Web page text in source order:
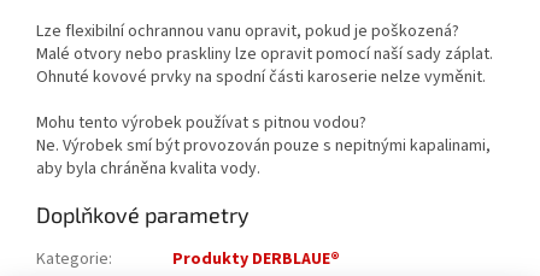
Lze flexibilní ochrannou vanu opravit, pokud je poškozená?
Malé otvory nebo praskliny lze opravit pomocí naší sady záplat.
Ohnuté kovové prvky na spodní části karoserie nelze vyměnit.
Mohu tento výrobek používat s pitnou vodou?
Ne. Výrobek smí být provozován pouze s nepitnými kapalinami,
aby byla chráněna kvalita vody.
Doplňkové parametry
Kategorie: Produkty DERBLAUE®